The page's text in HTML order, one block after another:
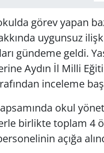
görev yapan
uygunsuz
gündeme geldi.
Aydın İl Milli
inceleme
okul
birlikte toplam 4
açığa